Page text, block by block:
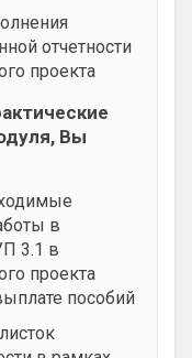
отчетности
проекта
Вы
в
3.1 в
проекта
пособий